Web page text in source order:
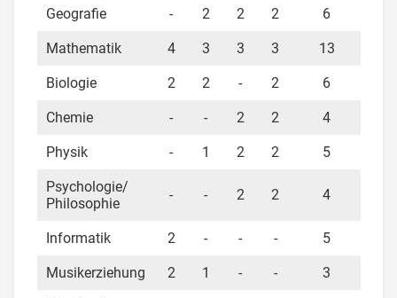
Geografie - 2 2 2 6
Mathematik 4 3 3 3 13
Biologie 2 2 - 2 6
Chemie - - 2 2 4
Physik - 1 2 2 5
Psychologie/
Philosophie
- - 2 2 4
Informatik 2 - - - 5
Musikerziehung 2 1 - - 3